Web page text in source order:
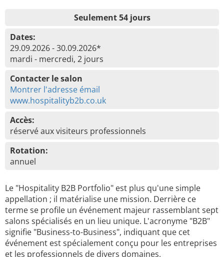
Seulement 54 jours
Dates:
29.09.2026 - 30.09.2026*
mardi - mercredi, 2 jours
Contacter le salon
Montrer l'adresse émail
www.hospitalityb2b.co.uk
Accès:
réservé aux visiteurs professionnels
Rotation:
annuel
Le "Hospitality B2B Portfolio" est plus qu'une simple
appellation ; il matérialise une mission. Derrière ce
terme se profile un événement majeur rassemblant sept
salons spécialisés en un lieu unique. L'acronyme "B2B"
signifie "Business-to-Business", indiquant que cet
événement est spécialement conçu pour les entreprises
et les professionnels de divers domaines.